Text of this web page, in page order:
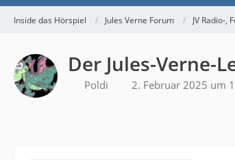
Inside das Hörspiel Jules Verne Forum JV Radio-,
Der Jules-Verne-
Poldi 2. Februar 2025 um